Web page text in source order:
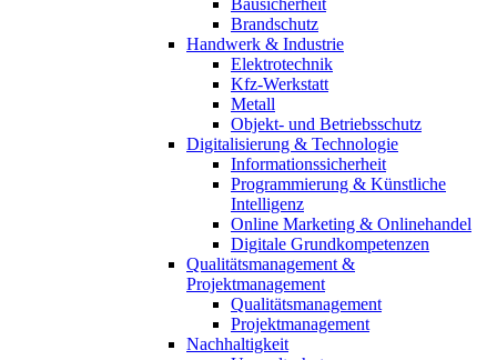
Brandschutz
Handwerk & Industrie
Elektrotechnik
Kfz-Werkstatt
Metall
Objekt- und Betriebsschutz
Digitalisierung & Technologie
Informationssicherheit
Programmierung & Künstliche
Intelligenz
Online Marketing & Onlinehandel
Digitale Grundkompetenzen
Qualitätsmanagement &
Projektmanagement
Qualitätsmanagement
Projektmanagement
Nachhaltigkeit